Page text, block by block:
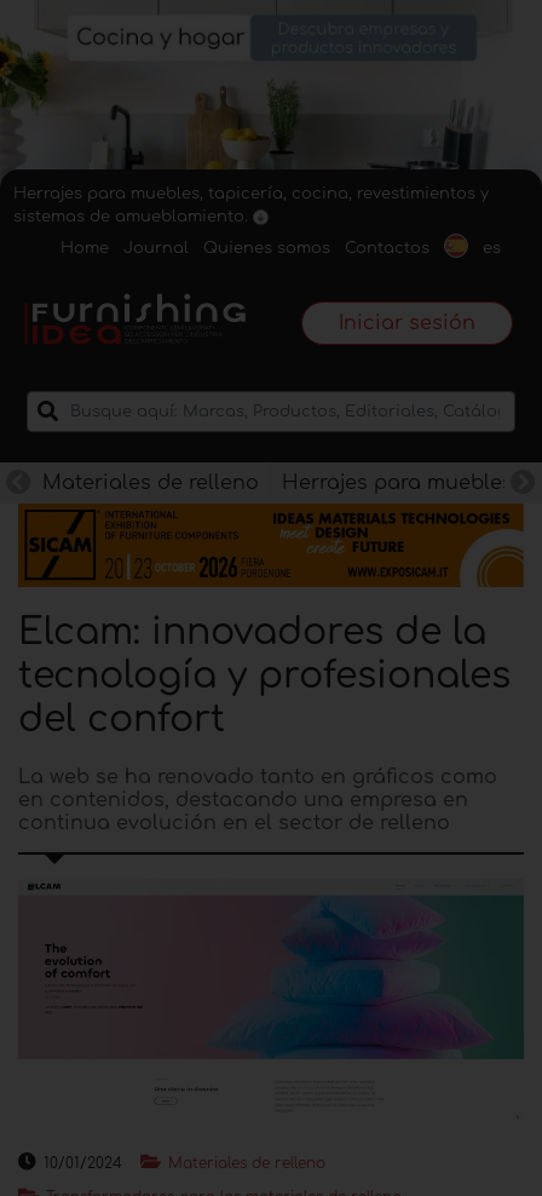
Herrajes para muebles, tapicería, cocina, revestimientos y
sistemas de amueblamiento.
Home
Journal Quienes somos Contactos es
Iniciar sesión
Materiales de relleno Herrajes para muebles
Elcam: innovadores de la
tecnología y profesionales
del confort
La web se ha renovado tanto en gráficos como
en contenidos, destacando una empresa en
continua evolución en el sector de relleno
10/01/2024
Materiales de relleno